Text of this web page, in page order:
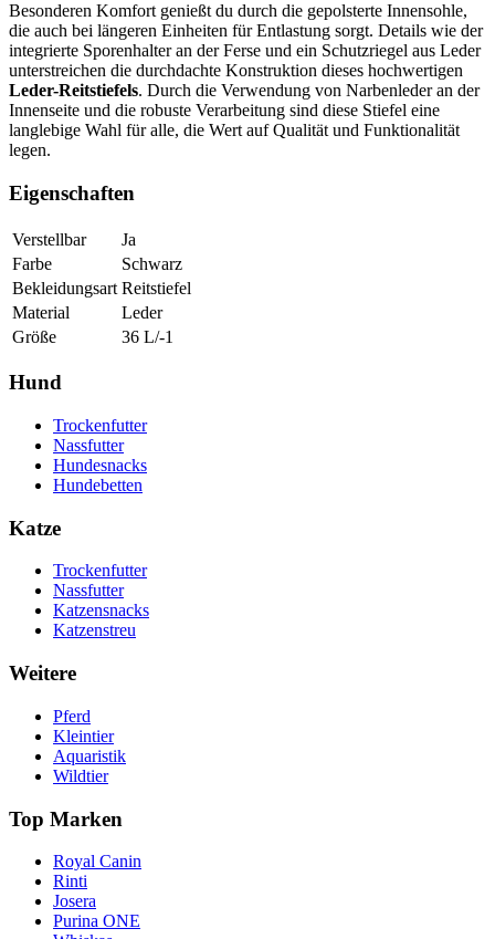
Besonderen Komfort genießt du durch die gepolsterte Innensohle,
die auch bei längeren Einheiten für Entlastung sorgt. Details wie der
integrierte Sporenhalter an der Ferse und ein Schutzriegel aus Leder
unterstreichen die durchdachte Konstruktion dieses hochwertigen
Leder-Reitstiefels. Durch die Verwendung von Narbenleder an der
Innenseite und die robuste Verarbeitung sind diese Stiefel eine
langlebige Wahl für alle, die Wert auf Qualität und Funktionalität
legen.
Eigenschaften
Verstellbar
Ja
Farbe
Schwarz
Bekleidungsart Reitstiefel
Material
Leder
Größe
36 L/-1
Hund
Trockenfutter
Nassfutter
Hundesnacks
Hundebetten
Katze
Trockenfutter
Nassfutter
Katzensnacks
Katzenstreu
Weitere
Pferd
Kleintier
Aquaristik
Wildtier
Top Marken
Royal Canin
Rinti
Josera
Purina ONE